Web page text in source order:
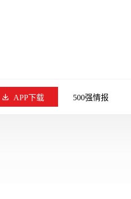
APP下载 500强情报